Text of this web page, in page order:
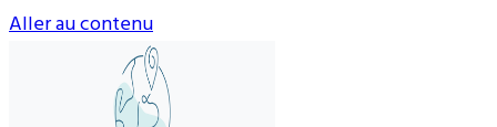
Aller au contenu